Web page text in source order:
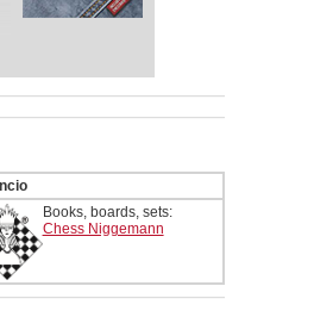
Books, boards, sets:
Chess Niggemann